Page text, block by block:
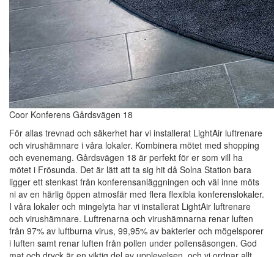
Coor Konferens Gårdsvägen 18
För allas trevnad och säkerhet har vi installerat LightAir luftrenare
och virushämnare i våra lokaler. Kombinera mötet med shopping
och evenemang. Gårdsvägen 18 är perfekt för er som vill ha
mötet i Frösunda. Det är lätt att ta sig hit då Solna Station bara
ligger ett stenkast från konferensanläggningen och väl inne möts
ni av en härlig öppen atmosfär med flera flexibla konferenslokaler.
I våra lokaler och mingelyta har vi installerat LightAir luftrenare
och virushämnare. Luftrenarna och virushämnarna renar luften
från 97% av luftburna virus, 99,95% av bakterier och mögelsporer
i luften samt renar luften från pollen under pollensäsongen. God